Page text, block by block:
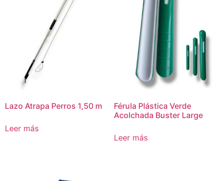
Lazo Atrapa Perros 1,50 m
Leer más
Férula Plástica Verde
Acolchada Buster Large
Leer más